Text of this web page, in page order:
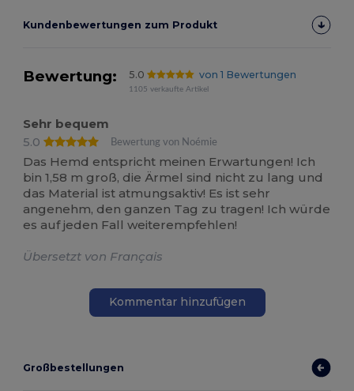
Kundenbewertungen zum Produkt
Bewertung: 5.0 von 1 Bewertungen
1105 verkaufte Artikel
Sehr bequem
5.0
Bewertung von Noémie
Das Hemd entspricht meinen Erwartungen! Ich
bin 1,58 m groß, die Ärmel sind nicht zu lang und
das Material ist atmungsaktiv! Es ist sehr
angenehm, den ganzen Tag zu tragen! Ich würde
es auf jeden Fall weiterempfehlen!
Übersetzt von Français
Kommentar hinzufügen
Großbestellungen